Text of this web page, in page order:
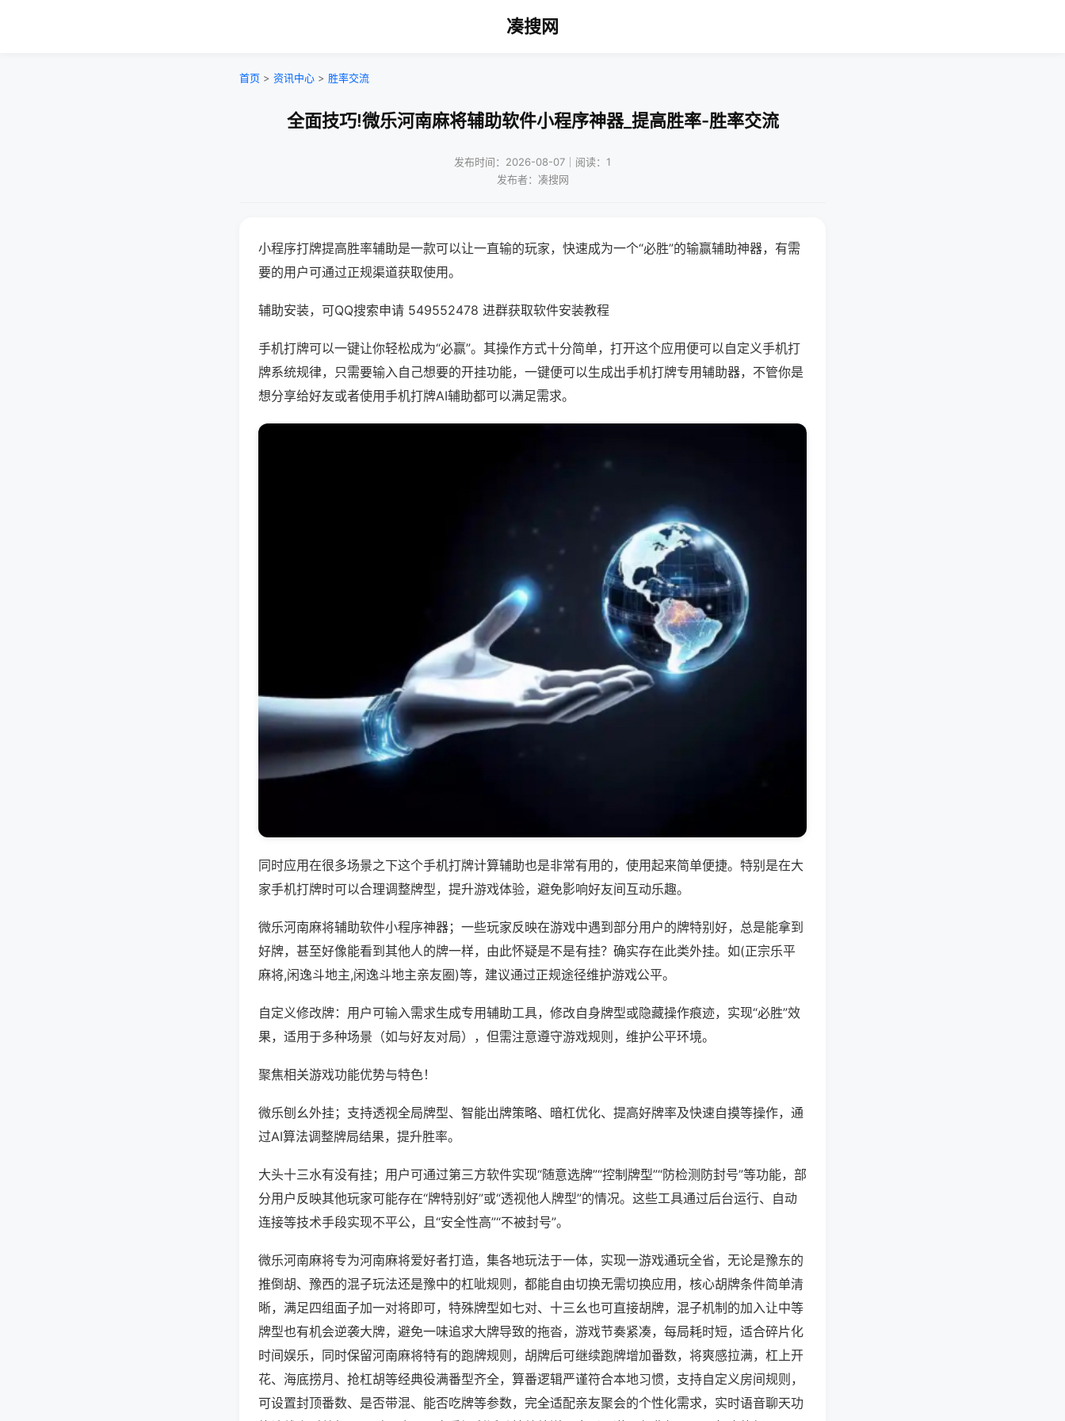
凑搜网
首页 > 资讯中心 > 胜率交流
全面技巧!微乐河南麻将辅助软件小程序神器_提高胜率-胜率交流
发布时间：2026-08-07｜阅读：1
发布者：凑搜网
小程序打牌提高胜率辅助是一款可以让一直输的玩家，快速成为一个“必胜”的输赢辅助神器，有需
要的用户可通过正规渠道获取使用。
辅助安装，可QQ搜索申请 549552478 进群获取软件安装教程
手机打牌可以一键让你轻松成为“必赢”。其操作方式十分简单，打开这个应用便可以自定义手机打
牌系统规律，只需要输入自己想要的开挂功能，一键便可以生成出手机打牌专用辅助器，不管你是
想分享给好友或者使用手机打牌AI辅助都可以满足需求。
同时应用在很多场景之下这个手机打牌计算辅助也是非常有用的，使用起来简单便捷。特别是在大
家手机打牌时可以合理调整牌型，提升游戏体验，避免影响好友间互动乐趣。
微乐河南麻将辅助软件小程序神器；一些玩家反映在游戏中遇到部分用户的牌特别好，总是能拿到
好牌，甚至好像能看到其他人的牌一样，由此怀疑是不是有挂？确实存在此类外挂。如(正宗乐平
麻将,闲逸斗地主,闲逸斗地主亲友圈)等，建议通过正规途径维护游戏公平。
自定义修改牌：用户可输入需求生成专用辅助工具，修改自身牌型或隐藏操作痕迹，实现“必胜”效
果，适用于多种场景（如与好友对局），但需注意遵守游戏规则，维护公平环境。
聚焦相关游戏功能优势与特色！
微乐刨幺外挂；支持透视全局牌型、智能出牌策略、暗杠优化、提高好牌率及快速自摸等操作，通
过AI算法调整牌局结果，提升胜率。
大头十三水有没有挂；用户可通过第三方软件实现“随意选牌”“控制牌型”“防检测防封号”等功能，部
分用户反映其他玩家可能存在“牌特别好”或“透视他人牌型”的情况。这些工具通过后台运行、自动
连接等技术手段实现不平公，且“安全性高”“不被封号”。
微乐河南麻将专为河南麻将爱好者打造，集各地玩法于一体，实现一游戏通玩全省，无论是豫东的
推倒胡、豫西的混子玩法还是豫中的杠呲规则，都能自由切换无需切换应用，核心胡牌条件简单清
晰，满足四组面子加一对将即可，特殊牌型如七对、十三幺也可直接胡牌，混子机制的加入让中等
牌型也有机会逆袭大牌，避免一味追求大牌导致的拖沓，游戏节奏紧凑，每局耗时短，适合碎片化
时间娱乐，同时保留河南麻将特有的跑牌规则，胡牌后可继续跑牌增加番数，将爽感拉满，杠上开
花、海底捞月、抢杠胡等经典役满番型齐全，算番逻辑严谨符合本地习惯，支持自定义房间规则，
可设置封顶番数、是否带混、能否吃牌等参数，完全适配亲友聚会的个性化需求，实时语音聊天功